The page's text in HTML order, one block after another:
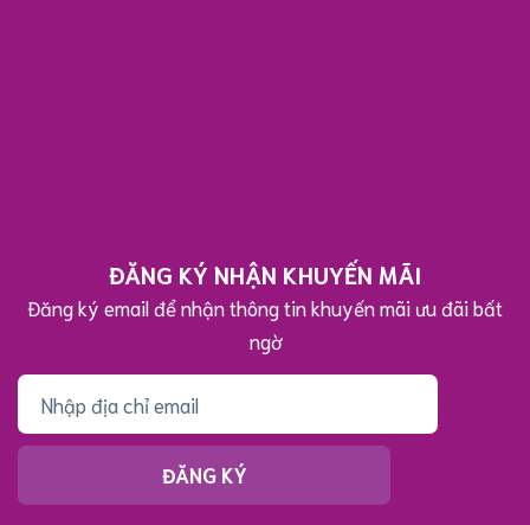
ĐĂNG KÝ NHẬN KHUYẾN MÃI
Đăng ký email để nhận thông tin khuyến mãi ưu đãi bất
ngờ
ĐĂNG KÝ